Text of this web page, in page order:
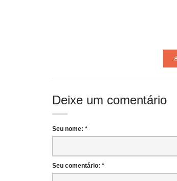
Deixe um comentário
Seu nome: *
Seu comentário: *